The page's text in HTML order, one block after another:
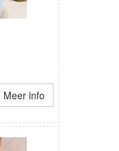
Meer info